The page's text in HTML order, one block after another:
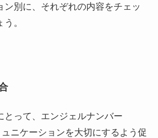
ン別に、それぞれの内容をチェッ
。
とって、エンジェルナンバー
ュニケーションを大切にするよう促